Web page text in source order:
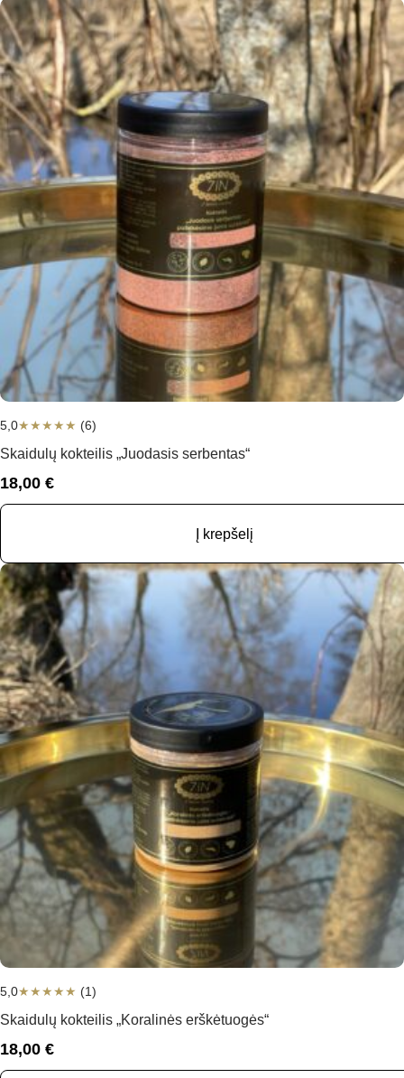
5,0★★★★★ (6)
Skaidulų kokteilis „Juodasis serbentas“
18,00 €
Į krepšelį
5,0★★★★★ (1)
Skaidulų kokteilis „Koralinės erškėtuogės“
18,00 €